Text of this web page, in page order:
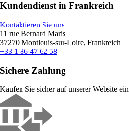
Kundendienst in Frankreich
Kontaktieren Sie uns
11 rue Bernard Maris
37270 Montlouis-sur-Loire, Frankreich
+33 1 86 47 62 58
Sichere Zahlung
Kaufen Sie sicher auf unserer Website ein